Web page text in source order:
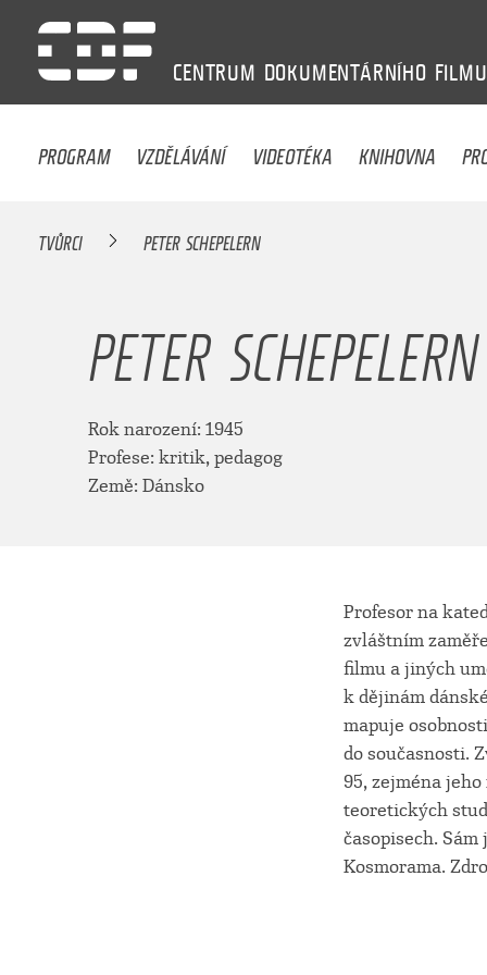
CENTRUM DOKUMENTÁRNÍHO FILMU
PROGRAM VZDĚLÁVÁNÍ VIDEOTÉKA KNIHOVNA
TVŮRCI PETER SCHEPELERN
PETER SCHEPELERN
Rok narození: 1945
Profese: kritik, pedagog
Země: Dánsko
Profesor na
zvláštním
filmu a jiných
k dějinám
mapuje
do současnosti.
95, zejména
teoretických
časopisech.
Kosmorama.